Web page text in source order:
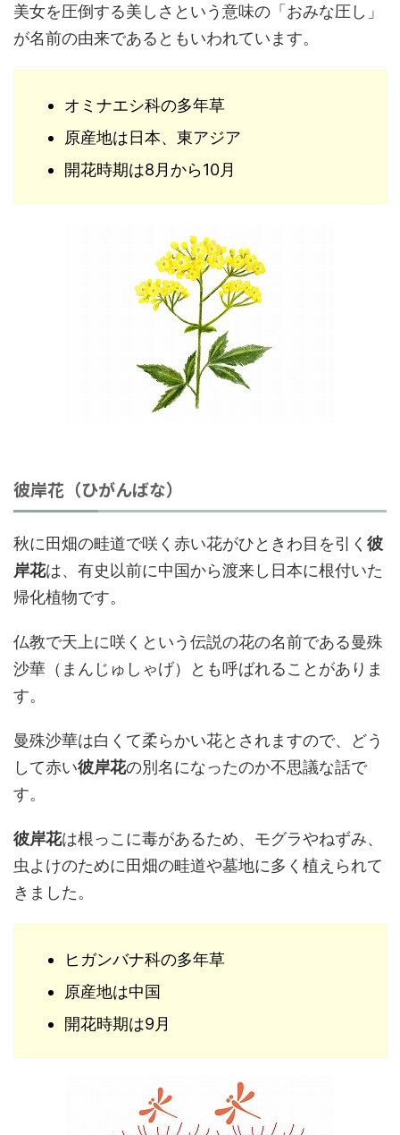
美女を圧倒する美しさという意味の「おみな圧し」
が名前の由来であるともいわれています。
オミナエシ科の多年草
原産地は日本、東アジア
開花時期は8月から10月
彼岸花（ひがんばな）
秋に田畑の畦道で咲く赤い花がひときわ目を引く 彼
岸花は、有史以前に中国から渡来し日本に根付いた
帰化植物です。
仏教で天上に咲くという伝説の花の名前である曼殊
沙華（まんじゅしゃげ）とも呼ばれることがありま
す。
曼殊沙華は白くて柔らかい花とされますので、どう
して赤い彼岸花の別名になったのか不思議な話で
す。
彼岸花は根っこに毒があるため、モグラやねずみ、
虫よけのために田畑の畦道や墓地に多く植えられて
きました。
ヒガンバナ科の多年草
原産地は中国
開花時期は9月